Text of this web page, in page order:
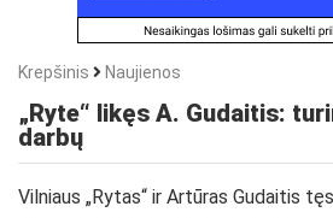
Krepšinis Naujienos
„Ryte“ likęs A. Gudaitis:
darbų
Vilniaus „Rytas“ ir Artūras Gudaitis